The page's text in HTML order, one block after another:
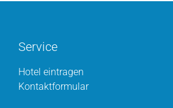
Service
Hotel eintragen
Kontaktformular